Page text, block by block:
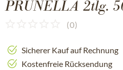
PRUNELLA 2tlg.
(0)
Sicherer Kauf auf Rechnung
Kostenfreie Rücksendung